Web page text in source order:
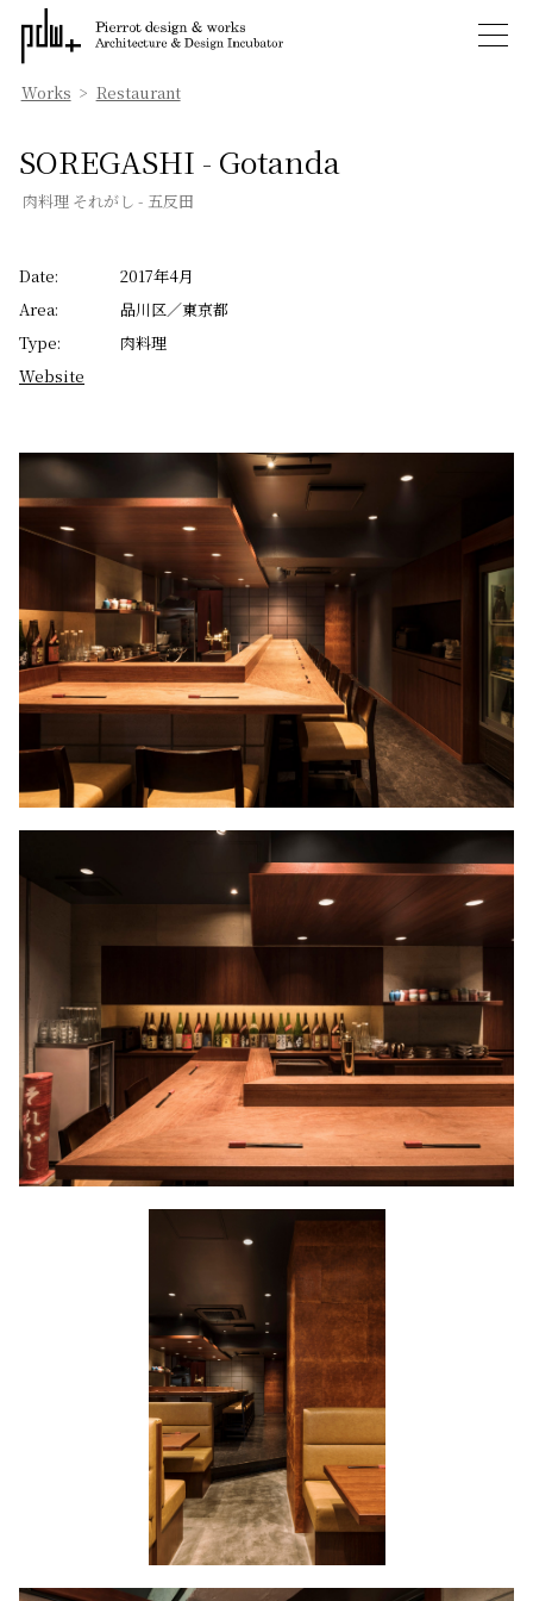
Works > Restaurant
SOREGASHI - Gotanda
肉料理 それがし - 五反田
Date:
2017年4月
Area:
品川区／東京都
Type:
肉料理
Website